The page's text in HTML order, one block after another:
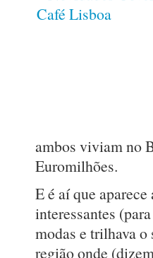
ambos viviam no
Euromilhões.
E é aí que aparece
interessantes
modas e trilhava
região onde